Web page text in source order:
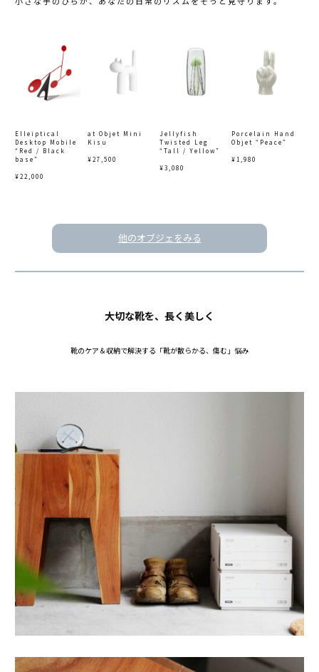
Elleiptical
Desktop Mobile
“Red / Black
base”
¥22,000
at Objet Mini
Kisu
¥27,500
Jellyfish
Twisted Leg
“Tall / Yellow”
¥3,080
Porcelain Hand
Objet “Peace”
¥1,980
他のオブジェをみる
大切な靴を、長く美しく
靴のケア＆収納で解決する「靴が散らかる、傷む」悩み